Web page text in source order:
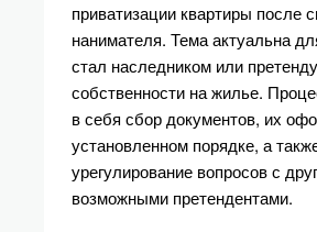
приватизации квартиры после
нанимателя. Тема актуальна
стал наследником или
собственности на жилье.
в себя сбор документов, их
установленном порядке, а
урегулирование вопросов с
возможными претендентами.